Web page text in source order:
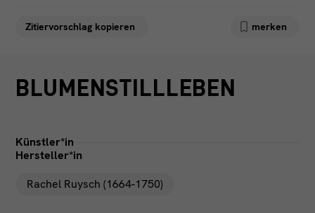
Zitiervorschlag kopieren merken
BLUMENSTILLLEBEN
Künstler*in
Hersteller*in
Rachel Ruysch (1664-1750)